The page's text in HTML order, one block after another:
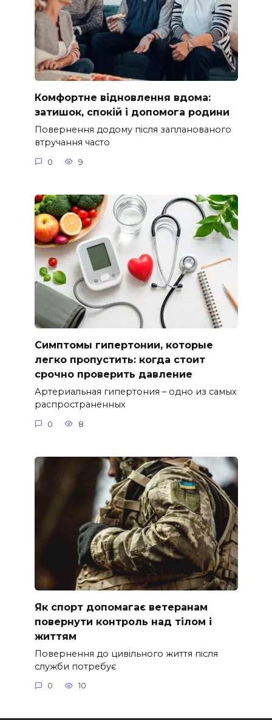
Комфортне відновлення вдома:
затишок, спокій і допомога родини
Повернення додому після запланованого
втручання часто
0 9
Симптомы гипертонии, которые
легко пропустить: когда стоит
срочно проверить давление
Артериальная гипертония – одно из самых
распространенных
0 8
Як спорт допомагає ветеранам
повернути контроль над тілом і
життям
Повернення до цивільного життя після
служби потребує
0 10